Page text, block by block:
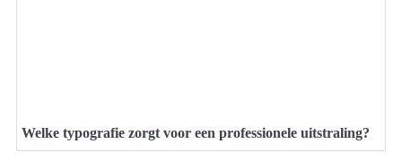
Welke typografie zorgt voor een professionele uitstraling?